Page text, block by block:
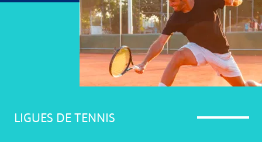
LIGUES DE TENNIS